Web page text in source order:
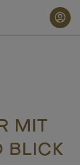
MIT
BLICK